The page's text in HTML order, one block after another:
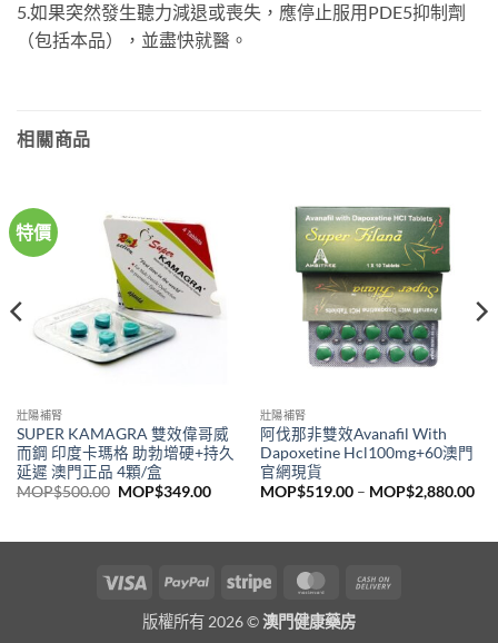
5.如果突然發生聽力減退或喪失，應停止服用PDE5抑制劑
（包括本品），並盡快就醫。
相關商品
特價
壯陽補腎
SUPER KAMAGRA 雙效偉哥威
而鋼 印度卡瑪格 助勃增硬+持久
延遲 澳門正品 4顆/盒
MOP$500.00 Original
MOP$349.00Current
壯陽補腎
阿伐那非雙效Avanafil With
Dapoxetine Hcl100mg+60澳門
官網現貨
MOP$519.00 – MOP$2,880.00
Visa PayPal Stripe MasterCard
版權所有 2026 ©澳門健康藥房